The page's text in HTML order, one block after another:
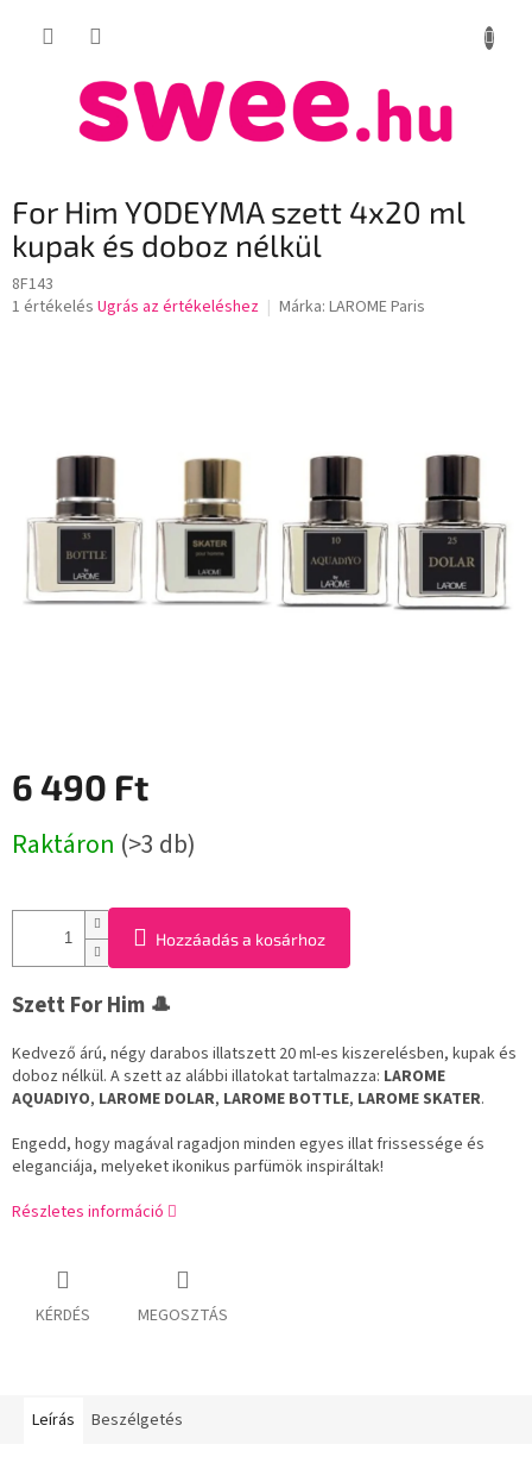
KOSÁR
For Him YODEYMA szett 4x20 ml
kupak és doboz nélkül
8F143
A
csillag.
1 értékelés Ugrás az értékeléshez Márka: LAROME Paris
6 490 Ft
Raktáron (>3 db)
Hozzáadás a kosárhoz
Szett For Him 🎩
Kedvező árú, négy darabos illatszett 20 ml-es kiszerelésben, kupak és
doboz nélkül. A szett az alábbi illatokat tartalmazza: LAROME
AQUADIYO, LAROME DOLAR, LAROME BOTTLE, LAROME SKATER.
Engedd, hogy magával ragadjon minden egyes illat frissessége és
eleganciája, melyeket ikonikus parfümök inspiráltak!
Részletes információ
KÉRDÉS MEGOSZTÁS
Leírás Beszélgetés